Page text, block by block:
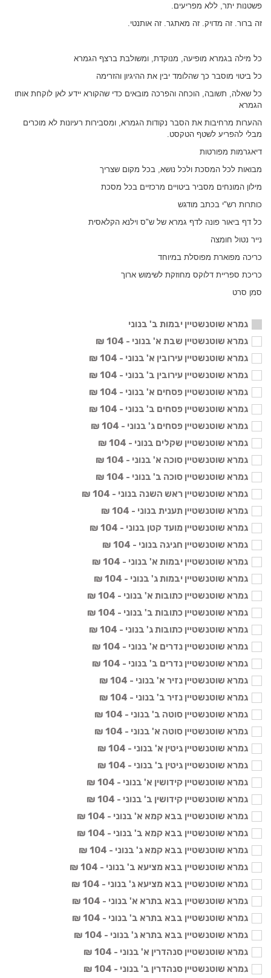
פשטנות יתר, ללא מפריעים.
זה ברור. זה מדויק. זה מאתגר. זה אותנטי.
כל מילה בגמרא מופיעה, מנוקדת, ומשולבת ברצף הגמרא
כל ביטוי מוסבר כך שהלומד יבין את ההיגיון והזרימה
כל שאלה, תשובה, הוכחה והפרכה מובאים כדי שהקורא יידע לאן לוקחת אותו
הגמרא
ההערות מרחיבות את הסבר נקודות הגמרא, ומסבירות רעיונות לא מוכרים
מבלי להפריע לשטף הטקסט.
דיאגרמות מפורטות
מבואות לכל המסכת ולכל נושא, בכל מקום שצריך
מילון המונחים מסביר ביטויים מרכזיים בכל מסכת
כותרות רש"י בכתב מודגש
כל דף ביאור פונה לדף גמרא של ש"ס וילנא הקלאסית
נייר נטול חומצה
כריכה מפוארת מפוסלת במיוחד
כריכת ספריית דלוקס מחוזקת לשימוש ארוך
סמן סרט
גמרא שוטנשטיין יבמות ב' בנוני
גמרא שוטנשטיין שבת א' בנוני - 104 ₪
גמרא שוטנשטיין עירובין א' בנוני - 104 ₪
גמרא שוטנשטיין עירובין ב' בנוני - 104 ₪
גמרא שוטנשטיין פסחים א' בנוני - 104 ₪
גמרא שוטנשטיין פסחים ב' בנוני - 104 ₪
גמרא שוטנשטיין פסחים ג' בנוני - 104 ₪
גמרא שוטנשטיין שקלים בנוני - 104 ₪
גמרא שוטנשטיין סוכה א' בנוני - 104 ₪
גמרא שוטנשטיין סוכה ב' בנוני - 104 ₪
גמרא שוטנשטיין ראש השנה בנוני - 104 ₪
גמרא שוטנשטיין תענית בנוני - 104 ₪
גמרא שוטנשטיין מועד קטן בנוני - 104 ₪
גמרא שוטנשטיין חגיגה בנוני - 104 ₪
גמרא שוטנשטיין יבמות א' בנוני - 104 ₪
גמרא שוטנשטיין יבמות ג' בנוני - 104 ₪
גמרא שוטנשטיין כתובות א' בנוני - 104 ₪
גמרא שוטנשטיין כתובות ב' בנוני - 104 ₪
גמרא שוטנשטיין כתובות ג' בנוני - 104 ₪
גמרא שוטנשטיין נדרים א' בנוני - 104 ₪
גמרא שוטנשטיין נדרים ב' בנוני - 104 ₪
גמרא שוטנשטיין נזיר א' בנוני - 104 ₪
גמרא שוטנשטיין נזיר ב' בנוני - 104 ₪
גמרא שוטנשטיין סוטה ב' בנוני - 104 ₪
גמרא שוטנשטיין סוטה א' בנוני - 104 ₪
גמרא שוטנשטיין גיטין א' בנוני - 104 ₪
גמרא שוטנשטיין גיטין ב' בנוני - 104 ₪
גמרא שוטנשטיין קידושין א' בנוני - 104 ₪
גמרא שוטנשטיין קידושין ב' בנוני - 104 ₪
גמרא שוטנשטיין בבא קמא א' בנוני - 104 ₪
גמרא שוטנשטיין בבא קמא ב' בנוני - 104 ₪
גמרא שוטנשטיין בבא קמא ג' בנוני - 104 ₪
גמרא שוטנשטיין בבא מציעא ב' בנוני - 104 ₪
גמרא שוטנשטיין בבא מציעא ג' בנוני - 104 ₪
גמרא שוטנשטיין בבא בתרא א' בנוני - 104 ₪
גמרא שוטנשטיין בבא בתרא ב' בנוני - 104 ₪
גמרא שוטנשטיין בבא בתרא ג' בנוני - 104 ₪
גמרא שוטנשטיין סנהדרין א' בנוני - 104 ₪
גמרא שוטנשטיין סנהדרין ב' בנוני - 104 ₪